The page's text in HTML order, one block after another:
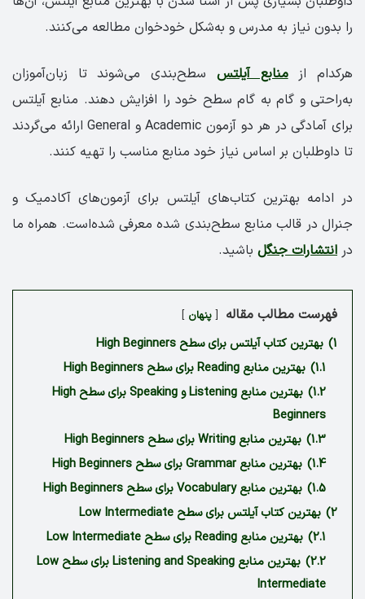
را بدون نیاز به مدرس و به‌شکل خودخوان مطالعه می‌کنند.
هرکدام ازمنابع آیلتس سطح‌بندی می‌شوند تا زبان‌آموزان
به‌راحتی و گام به گام سطح خود را افزایش دهند. منابع آیلتس
برای آمادگی در هر دو آزمون Academic و General ارائه می‌گردند
تا داوطلبان بر اساس نیاز خود منابع مناسب را تهیه کنند.
در ادامه بهترین کتاب‌های آیلتس برای آزمون‌های آکادمیک و
جنرال در قالب منابع سطح‌بندی شده معرفی شده‌است. همراه ما
در انتشارات جنگل باشید.
فهرست مطالب مقاله پنهان
1) بهترین کتاب آیلتس برای سطح ‏High Beginners
1.1) بهترین منابع Reading برای سطح High Beginners
1.2)
بهترین منابع Listening‏ و ‏Speaking برای سطح High
Beginners
1.3) بهترین منابع Writing برای سطح High Beginners
1.4) بهترین منابع Grammar برای سطح High Beginners
1.5) بهترین منابع Vocabulary برای سطح High Beginners
2) بهترین کتاب آیلتس برای سطح ‏Low Intermediate
2.1) بهترین منابع Reading برای سطح Low Intermediate
2.2)
بهترین منابع Listening and Speaking برای سطح Low
Intermediate